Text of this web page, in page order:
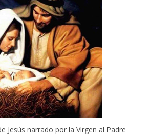
Jesús narrado por la Virgen al Padre